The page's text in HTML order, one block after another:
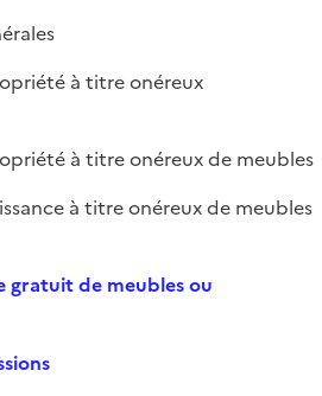
à titre onéreux
à titre onéreux de meubles
à titre onéreux de meubles
gratuit de meubles ou